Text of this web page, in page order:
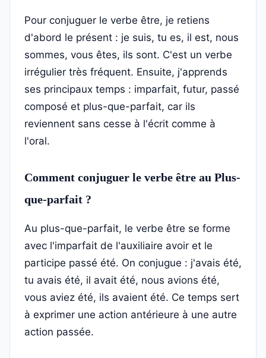
Pour conjuguer le verbe être, je retiens
d'abord le présent : je suis, tu es, il est, nous
sommes, vous êtes, ils sont. C'est un verbe
irrégulier très fréquent. Ensuite, j'apprends
ses principaux temps : imparfait, futur, passé
composé et plus-que-parfait, car ils
reviennent sans cesse à l'écrit comme à
l'oral.
Comment conjuguer le verbe être au Plus-
que-parfait ?
Au plus-que-parfait, le verbe être se forme
avec l'imparfait de l'auxiliaire avoir et le
participe passé été. On conjugue : j'avais été,
tu avais été, il avait été, nous avions été,
vous aviez été, ils avaient été. Ce temps sert
à exprimer une action antérieure à une autre
action passée.